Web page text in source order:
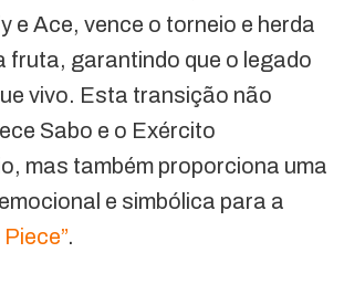
e Ace, vence o torneio e herda
fruta, garantindo que o legado
vivo. Esta transição não
Sabo e o Exército
mas também proporciona uma
e simbólica para a
Piece”.